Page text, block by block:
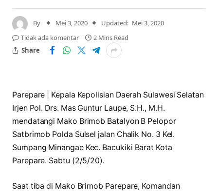
By Mei 3, 2020 Updated: Mei 3, 2020
Tidak ada komentar
2 Mins Read
Share
Parepare | Kepala Kepolisian Daerah Sulawesi Selatan
Irjen Pol. Drs. Mas Guntur Laupe, S.H., M.H.
mendatangi Mako Brimob Batalyon B Pelopor
Satbrimob Polda Sulsel jalan Chalik No. 3 Kel.
Sumpang Minangae Kec. Bacukiki Barat Kota
Parepare. Sabtu (2/5/20).
Saat tiba di Mako Brimob Parepare, Komandan